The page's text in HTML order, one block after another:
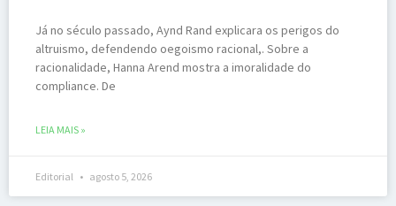
Já no século passado, Aynd Rand explicara os perigos do
altruismo, defendendo oegoismo racional,. Sobre a
racionalidade, Hanna Arend mostra a imoralidade do
compliance. De
LEIA MAIS »
Editorial agosto 5, 2026